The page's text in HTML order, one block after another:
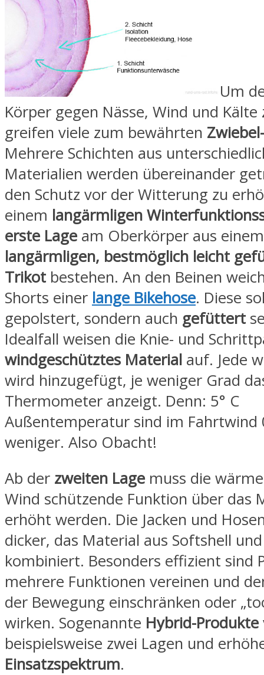
Um
Körper gegen Nässe, Wind und Kälte
greifen viele zum bewährten
Mehrere Schichten aus
Materialien werden übereinander
den Schutz vor der Witterung zu
einem langärmligen
erste Lage am Oberkörper aus einem
langärmligen, bestmöglich leicht
Trikot bestehen. An den Beinen
Shorts einer lange Bikehose. Diese
gepolstert, sondern auch gefüttert
Idealfall weisen die Knie- und
windgeschütztes Material auf. Jede
wird hinzugefügt, je weniger Grad
Thermometer anzeigt. Denn: 5° C
Außentemperatur sind im Fahrtwind
weniger. Also Obacht!
Ab der zweiten Lage muss die
Wind schützende Funktion über das
erhöht werden. Die Jacken und
dicker, das Material aus Softshell
kombiniert. Besonders effizient sind
mehrere Funktionen vereinen und
der Bewegung einschränken oder
wirken. Sogenannte Hybrid-Produkte
beispielsweise zwei Lagen und
Einsatzspektrum.